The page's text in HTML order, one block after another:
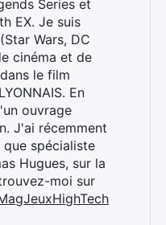
Series et
EX. Je suis
Wars, DC
cinéma et de
le film
En
ouvrage
J'ai récemment
spécialiste
Hugues, sur la
moi sur